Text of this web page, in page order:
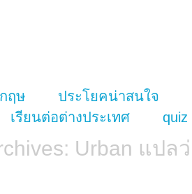
ฤษ ประโยคน่าสนใจ
เรียนต่อต่างประเทศ quiz
Urban แปล